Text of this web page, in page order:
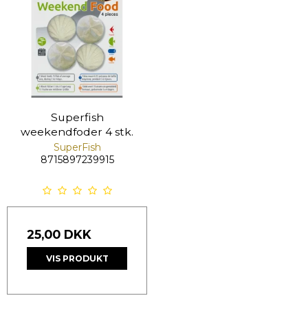
Superfish
weekendfoder 4 stk.
SuperFish
8715897239915
25,00 DKK
VIS PRODUKT